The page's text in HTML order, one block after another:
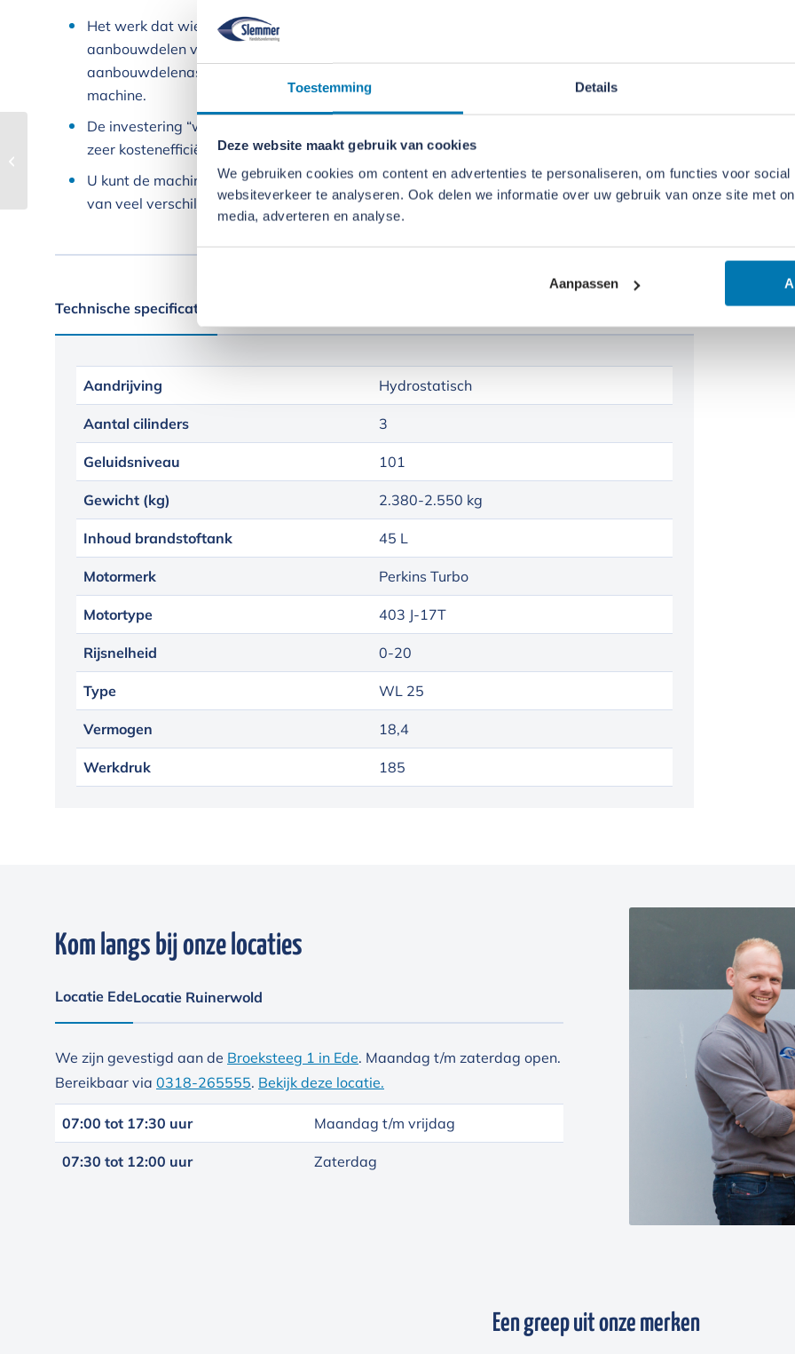
Toestemming Details
Deze website maakt gebruik van cookies
We gebruiken cookies om content en advertenties te personaliseren, om functies voor
websiteverkeer te analyseren. Ook delen we informatie over uw gebruik van onze site met
media, adverteren en analyse.
Aanpassen
Het werk dat wielladers moeten verzetten is zeer gevarieerd, maar dat zijn de
aanbouwdelen van Wacker Neuson ook. Met ons uitgebreide en goed doordachte
aanbouwdelenassortiment maakt u van ieder model in een multifunctioneel inzetbare
machine.
De investering “wiellader” kan voor een groot aantal taken gebruikt worden en is daarom
zeer kostenefficiënt.
U kunt de machine het hele jaar door gebruiken (bijv. ook in de winter) door het gebruik
van veel verschillende aanbouwdelen, al naar gelang de toepassing.
Technische specificaties
Aandrijving Hydrostatisch
Aantal cilinders 3
Geluidsniveau 101
Gewicht (kg) 2.380-2.550 kg
Inhoud brandstoftank 45 L
Motormerk Perkins Turbo
Motortype 403 J-17T
Rijsnelheid 0-20
Type WL 25
Vermogen 18,4
Werkdruk 185
Kom langs bij onze locaties
Locatie EdeLocatie Ruinerwold
We zijn gevestigd aan de Broeksteeg 1 in Ede. Maandag t/m zaterdag open.
Bereikbaar via 0318-265555. Bekijk deze locatie.
07:00 tot 17:30 uur Maandag t/m vrijdag
07:30 tot 12:00 uur Zaterdag
Een greep uit onze merken
Wacker Neuson WL28